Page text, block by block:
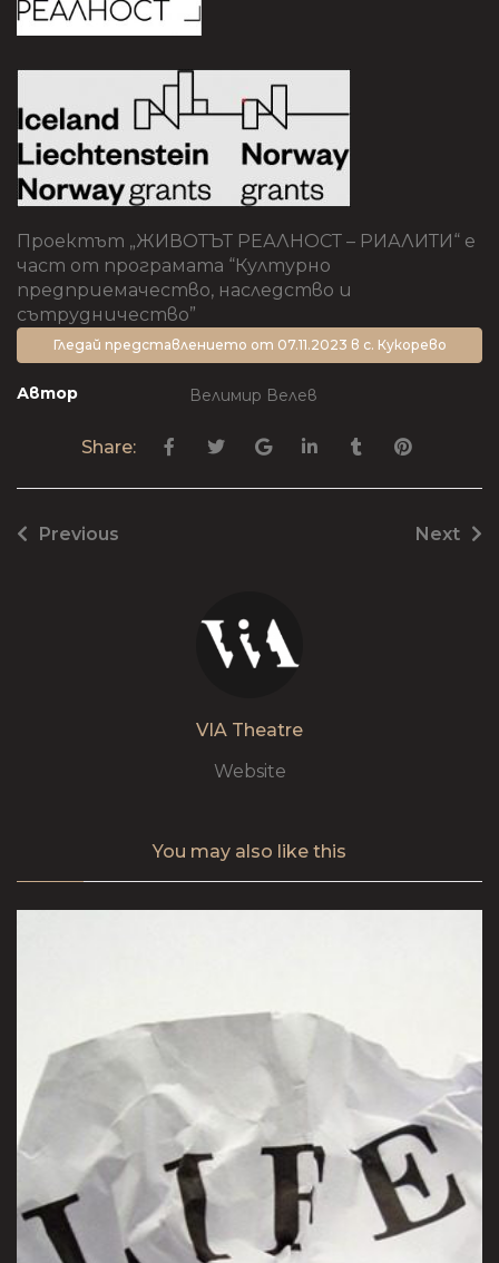
Проектът „ЖИВОТЪТ РЕАЛНОСТ – РИАЛИТИ“ е
част от програмата “Културно
предприемачество, наследство и
сътрудничество”
Гледай представлението от 07.11.2023 в с. Кукорево
Автор Велимир Велев
Share:
Previous Next
VIA Theatre
Website
You may also like this